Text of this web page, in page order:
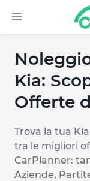
Kia:
Offerte
Trova la tua
tra le migliori
CarPlanner:
Aziende,